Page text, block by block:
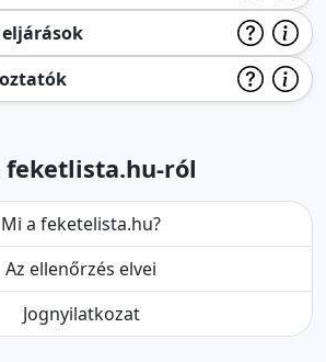
feketlista.hu-ról
Mi a feketelista.hu?
Az ellenőrzés elvei
Jognyilatkozat